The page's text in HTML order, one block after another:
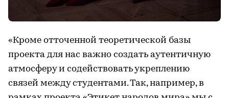
«Кроме отточенной теоретической базы
проекта для нас важно создать аутентичную
атмосферу и содействовать укреплению
связей между студентами. Так, например, в